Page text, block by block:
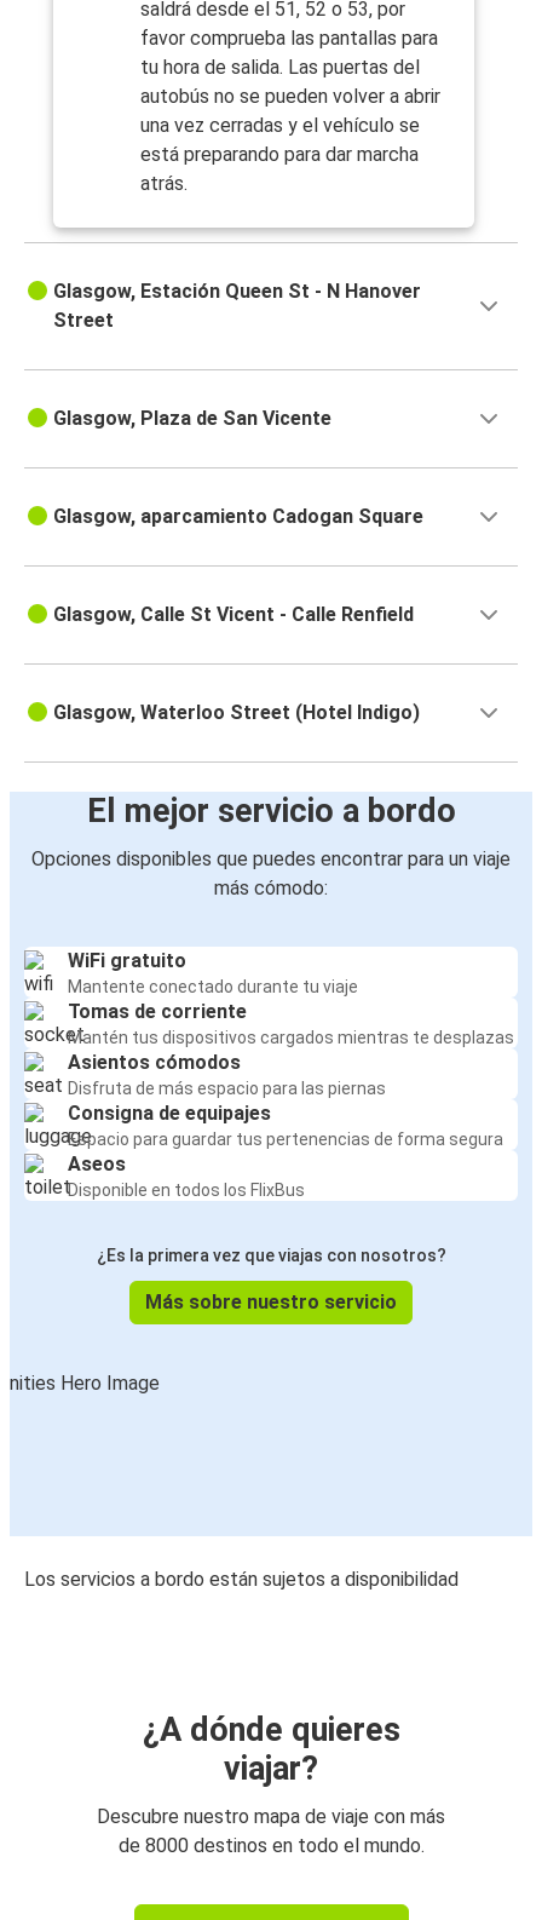
saldrá desde el 51, 52 o 53, por
favor comprueba las pantallas para
tu hora de salida. Las puertas del
autobús no se pueden volver a abrir
una vez cerradas y el vehículo se
está preparando para dar marcha
atrás.
Glasgow, Estación Queen St - N Hanover
Street
Glasgow, Plaza de San Vicente
Glasgow, aparcamiento Cadogan Square
Glasgow, Calle St Vicent - Calle Renfield
Glasgow, Waterloo Street (Hotel Indigo)
El mejor servicio a bordo
Opciones disponibles que puedes encontrar para un viaje
más cómodo:
WiFi gratuito
Mantente conectado durante tu viaje
Tomas de corriente
Mantén tus dispositivos cargados mientras te desplazas
Asientos cómodos
Disfruta de más espacio para las piernas
Consigna de equipajes
Espacio para guardar tus pertenencias de forma segura
Aseos
Disponible en todos los FlixBus
¿Es la primera vez que viajas con nosotros?
Más sobre nuestro servicio
Los servicios a bordo están sujetos a disponibilidad
¿A dónde quieres
viajar?
Descubre nuestro mapa de viaje con más
de 8000 destinos en todo el mundo.